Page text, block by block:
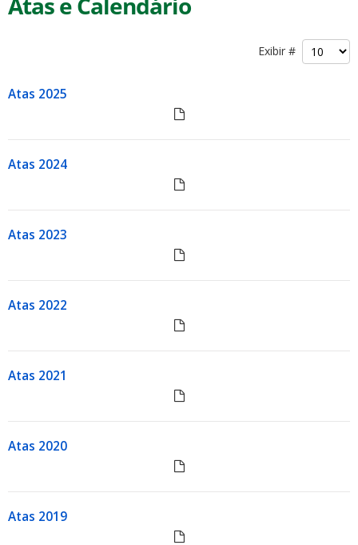
Exibir #
Atas 2025
Atas 2024
Atas 2023
Atas 2022
Atas 2021
Atas 2020
Atas 2019